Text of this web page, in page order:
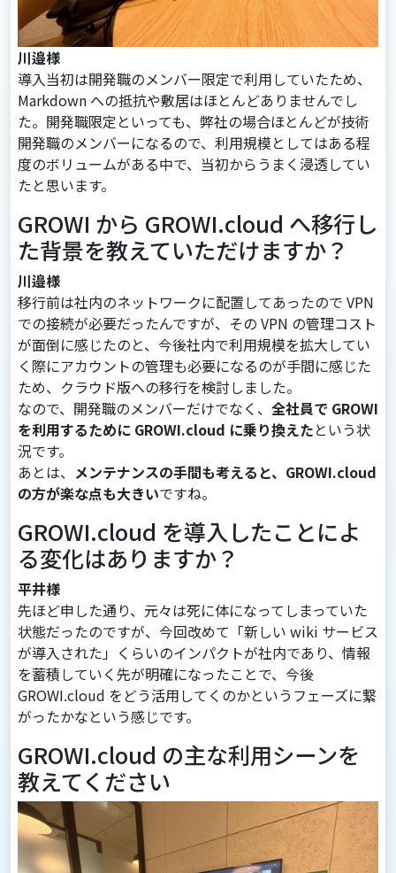
川邉様
導入当初は開発職のメンバー限定で利用していたため、
Markdown への抵抗や敷居はほとんどありませんでし
た。開発職限定といっても、弊社の場合ほとんどが技術
開発職のメンバーになるので、利用規模としてはある程
度のボリュームがある中で、当初からうまく浸透してい
たと思います。
GROWI から GROWI.cloud へ移行し
た背景を教えていただけますか？
川邉様
移行前は社内のネットワークに配置してあったので VPN
での接続が必要だったんですが、その VPN の管理コスト
が面倒に感じたのと、今後社内で利用規模を拡大してい
く際にアカウントの管理も必要になるのが手間に感じた
ため、クラウド版への移行を検討しました。
なので、開発職のメンバーだけでなく、 全社員で GROWI
を利用するために GROWI.cloud に乗り換えたという状
況です。
あとは、 メンテナンスの手間も考えると、GROWI.cloud
の方が楽な点も大きいですね。
GROWI.cloud を導入したことによ
る変化はありますか？
平井様
先ほど申した通り、元々は死に体になってしまっていた
状態だったのですが、今回改めて「新しい wiki サービス
が導入された」くらいのインパクトが社内であり、情報
を蓄積していく先が明確になったことで、今後
GROWI.cloud をどう活用してくのかというフェーズに繋
がったかなという感じです。
GROWI.cloud の主な利用シーンを
教えてください